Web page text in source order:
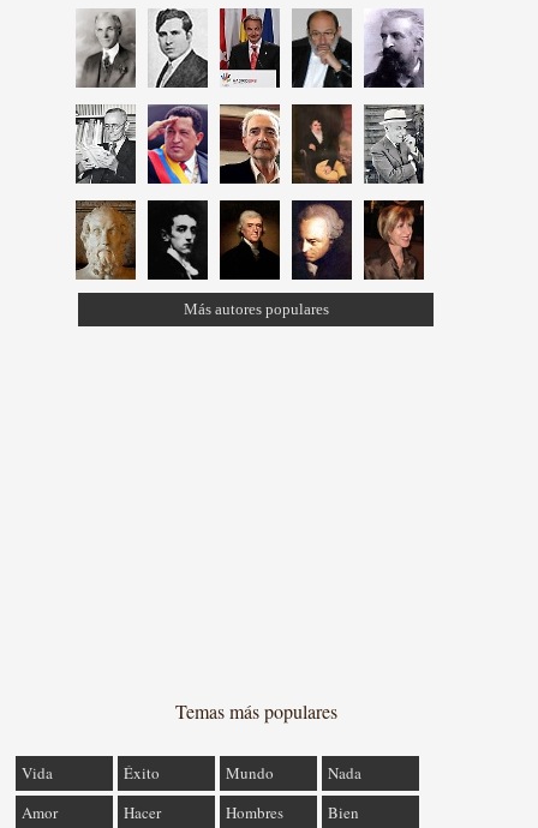
Más autores populares
Temas más populares
Vida Éxito Mundo
Nada
Amor
Hacer Hombres Bien